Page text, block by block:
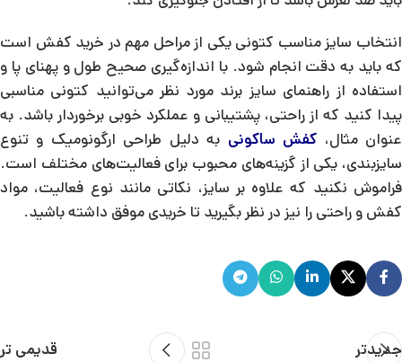
انتخاب سایز مناسب کتونی یکی از مراحل مهم در خرید کفش است
که باید به دقت انجام شود. با اندازه‌گیری صحیح طول و پهنای پا و
استفاده از راهنمای سایز برند مورد نظر می‌توانید کتونی مناسبی
پیدا کنید که از راحتی، پشتیبانی و عملکرد خوبی برخوردار باشد. به
عنوان مثال، کفش ساکونی به دلیل طراحی ارگونومیک و تنوع
سایزبندی، یکی از گزینه‌های محبوب برای فعالیت‌های مختلف است.
فراموش نکنید که علاوه بر سایز، نکاتی مانند نوع فعالیت، مواد
کفش و راحتی را نیز در نظر بگیرید تا خریدی موفق داشته باشید.
جدیدتر قدیمی تر